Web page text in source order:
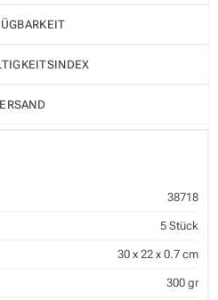
38718
5 Stück
30 x 22 x 0.7 cm
300 gr